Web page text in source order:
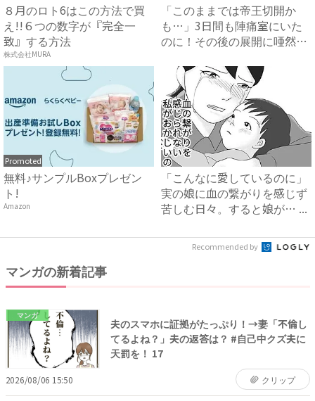
８月のロト6はこの方法で買
え!!６つの数字が『完全一
致』する方法
株式会社MURA
「このままでは帝王切開か
も…」3日間も陣痛室にいた
のに！その後の展開に唖然…
Promoted
無料♪サンプルBoxプレゼン
ト!
Amazon
「こんなに愛しているのに」
実の娘に血の繋がりを感じず
苦しむ日々。すると娘が… ...
Recommended by
マンガの新着記事
マンガ
夫のスマホに証拠がたっぷり！→妻「不倫し
てるよね？」夫の返答は？ #自己中クズ夫に
天罰を！ 17
2026/08/06 15:50 クリップ